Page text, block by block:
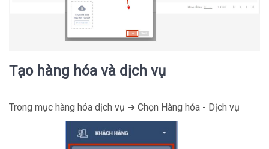
Tạo hàng hóa và dịch vụ
Trong mục hàng hóa dịch vụ ➜ Chọn Hàng hóa - Dịch vụ